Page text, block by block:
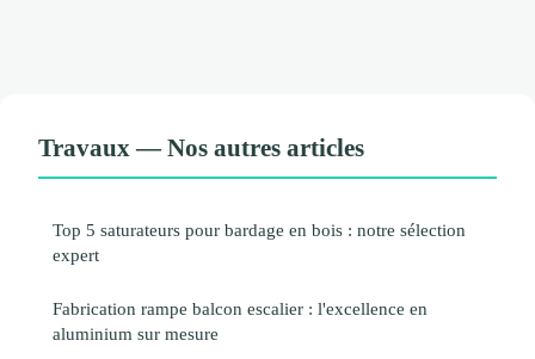
Travaux — Nos autres articles
Top 5 saturateurs pour bardage en bois : notre sélection
expert
Fabrication rampe balcon escalier : l'excellence en
aluminium sur mesure